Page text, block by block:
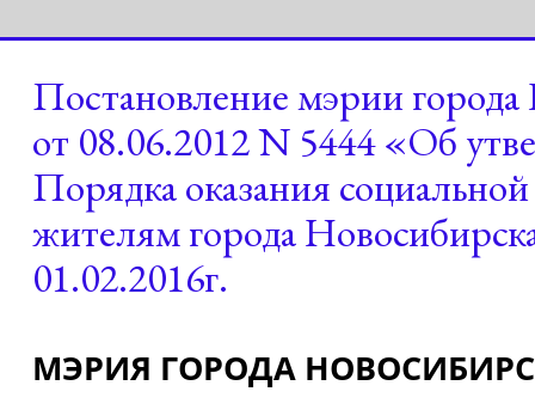
Постановление мэрии
от 08.06.2012 N 5444 «Об
Порядка оказания
жителям города
01.02.2016г.
МЭРИЯ ГОРОДА